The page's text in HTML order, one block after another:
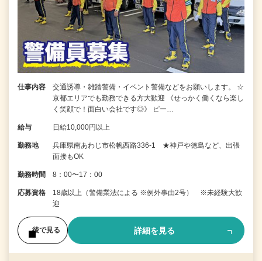
仕事内容
交通誘導・雑踏警備・イベント警備などをお願いします。 ☆
京都エリアでも勤務できる方大歓迎 《せっかく働くなら楽し
く笑顔で！面白い会社です◎》 ピー…
給与 日給10,000円以上
勤務地
兵庫県南あわじ市松帆西路336-1 ★神戸や徳島など、出張
面接もOK
勤務時間 8：00〜17：00
応募資格
18歳以上（警備業法による ※例外事由2号） ※未経験大歓
迎
後で見る 詳細を見る